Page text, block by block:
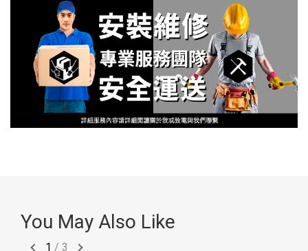
You May Also Like
1 / 3